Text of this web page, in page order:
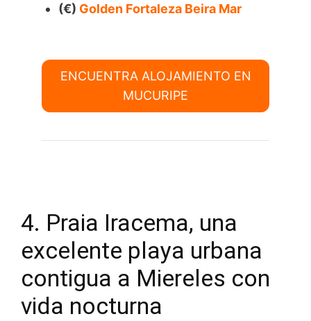
(€) Golden Fortaleza Beira Mar
ENCUENTRA ALOJAMIENTO EN
MUCURIPE
4. Praia Iracema, una
excelente playa urbana
contigua a Miereles con
vida nocturna